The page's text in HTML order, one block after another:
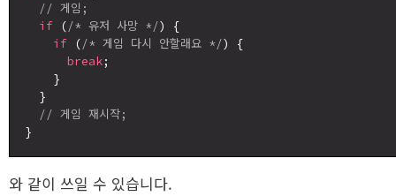
// 게임;
if (/* 유저 사망 */) {
if (/* 게임 다시 안할래요 */) {
break;
    }
  }
// 게임 재시작;
와 같이 쓰일 수 있습니다.